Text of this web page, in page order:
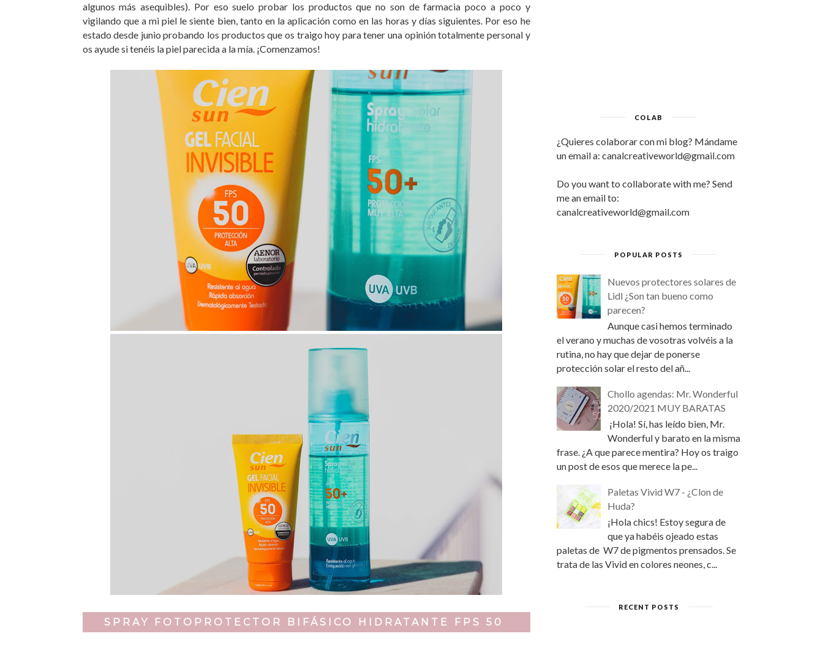
algunos más asequibles). Por eso suelo probar los productos que no son de farmacia poco a poco y
vigilando que a mi piel le siente bien, tanto en la aplicación como en las horas y días siguientes. Por eso he
estado desde junio probando los productos que os traigo hoy para tener una opinión totalmente personal y
os ayude si tenéis la piel parecida a la mía. ¡Comenzamos!
SPRAY FOTOPROTECTOR BIFÁSICO HIDRATANTE FPS 50
COLAB
¿Quieres colaborar con mi blog? Mándame
un email a: canalcreativeworld@gmail.com
Do you want to collaborate with me? Send
me an email to:
canalcreativeworld@gmail.com
POPULAR POSTS
Nuevos protectores solares de
Lidl ¿Son tan bueno como
parecen?
Aunque casi hemos terminado
el verano y muchas de vosotras volvéis a la
rutina, no hay que dejar de ponerse
protección solar el resto del añ...
Chollo agendas: Mr. Wonderful
2020/2021 MUY BARATAS
¡Hola! Sí, has leído bien, Mr.
Wonderful y barato en la misma
frase. ¿A que parece mentira? Hoy os traigo
un post de esos que merece la pe...
Paletas Vivid W7 - ¿Clon de
Huda?
¡Hola chics! Estoy segura de
que ya habéis ojeado estas
paletas de W7 de pigmentos prensados. Se
trata de las Vivid en colores neones, c...
RECENT POSTS